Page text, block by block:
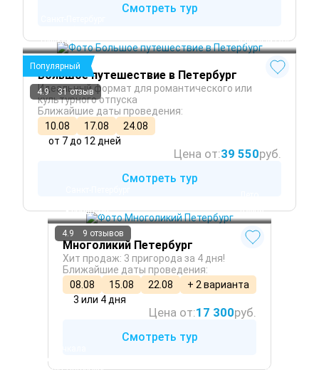
Смотреть тур
Пушкин
Популярный
4.9 31 отзыв
Круглый год
Большое путешествие в Петербург
Идеальный формат для романтического или
культурного отпуска
Ближайшие даты проведения:
10.08
17.08
24.08
от 7 до 12 дней
Цена от:39 550руб.
Смотреть тур
Кронштадт
4.9 9 отзывов
Весна
Многоликий Петербург
Хит продаж: 3 пригорода за 4 дня!
Ближайшие даты проведения:
08.08
15.08 22.08
+ 2 варианта
3 или 4 дня
Цена от:17 300руб.
Смотреть тур
Дербент